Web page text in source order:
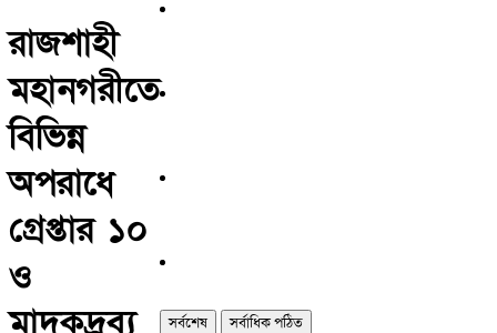
রাজশাহী
মহানগরীতে
বিভিন্ন
অপরাধে
গ্রেপ্তার ১০
ও
মাদকদ্রব্য
সর্বশেষ সর্বাধিক পঠিত